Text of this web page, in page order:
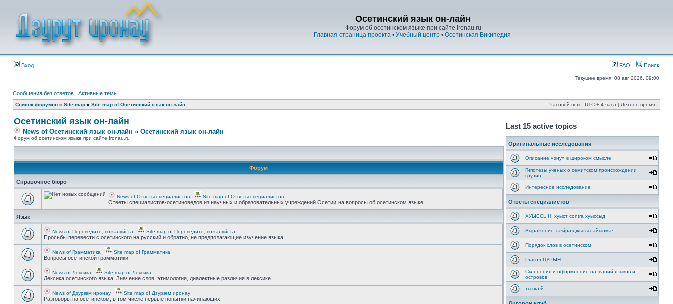
Осетинский язык он-лайн
Форум об осетинском языке при сайте Ironau.ru
Главная страница проекта • Учебный центр • Осетинская Википедия
Вход FAQ Поиск
Текущее время: 08 авг 2026, 09:00
Сообщения без ответов | Активные темы
Список форумов » Site map » Site map of Осетинский язык он-лайн Часовой пояс: UTC + 4 часа [ Летнее время ]
Осетинский язык он-лайн
News of Осетинский язык он-лайн » Осетинский язык он-лайн
Форум об осетинском языке при сайте Ironau.ru
Форум
Справочное бюро
News of Ответы специалистов Site map of Ответы специалистов
Ответы специалистов-осетиноведов из научных и образовательных учреждений Осетии на вопросы об осетинском языке.
Язык
News of Переведите, пожалуйста Site map of Переведите, пожалуйста
Просьбы перевести с осетинского на русский и обратно, не предполагающие изучение языка.
News of Грамматика Site map of Грамматика
Вопросы осетинской грамматики.
News of Лексика Site map of Лексика
Лексика осетинского языка. Значение слов, этимология, диалектные различия в лексике.
News of Дзурæм иронау Site map of Дзурæм иронау
Разговоры на осетинском, в том числе первые попытки начинающих.
Last 15 active topics
Оригинальные исследования
Описание «зиу» в широком смысле
Гипотезы ученых о семитском происхождении
грузин
Интересное исследование
Ответы специалистов
ХУЫССЫН: хуыст contra хуыссыд
Выражение хæйрæджыты сайынмæ
Порядок слов в осетинском
Глагол ЦУРЫН.
Склонения и оформление названий языков и
островов
тыххӕй